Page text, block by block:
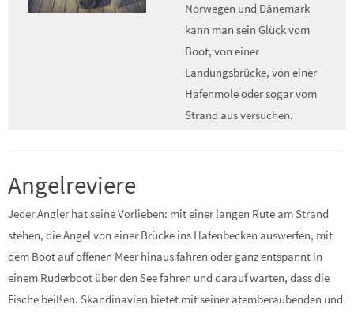
Norwegen und Dänemark
kann man sein Glück vom
Boot, von einer
Landungsbrücke, von einer
Hafenmole oder sogar vom
Strand aus versuchen.
Angelreviere
Jeder Angler hat seine Vorlieben: mit einer langen Rute am Strand
stehen, die Angel von einer Brücke ins Hafenbecken auswerfen, mit
dem Boot auf offenen Meer hinaus fahren oder ganz entspannt in
einem Ruderboot über den See fahren und darauf warten, dass die
Fische beißen. Skandinavien bietet mit seiner atemberaubenden und